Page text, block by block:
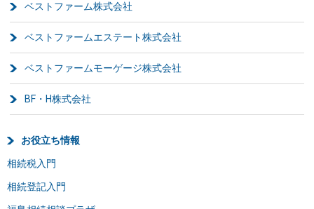
ベストファーム株式会社
ベストファームエステート株式会社
ベストファームモーゲージ株式会社
BF・H株式会社
お役立ち情報
相続税入門
相続登記入門